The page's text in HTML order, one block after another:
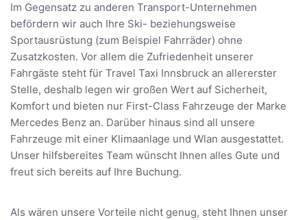
Im Gegensatz zu anderen Transport-Unternehmen
befördern wir auch Ihre Ski- beziehungsweise
Sportausrüstung (zum Beispiel Fahrräder) ohne
Zusatzkosten. Vor allem die Zufriedenheit unserer
Fahrgäste steht für Travel Taxi Innsbruck an allererster
Stelle, deshalb legen wir großen Wert auf Sicherheit,
Komfort und bieten nur First-Class Fahrzeuge der Marke
Mercedes Benz an. Darüber hinaus sind all unsere
Fahrzeuge mit einer Klimaanlage und Wlan ausgestattet.
Unser hilfsbereites Team wünscht Ihnen alles Gute und
freut sich bereits auf Ihre Buchung.
Als wären unsere Vorteile nicht genug, steht Ihnen unser